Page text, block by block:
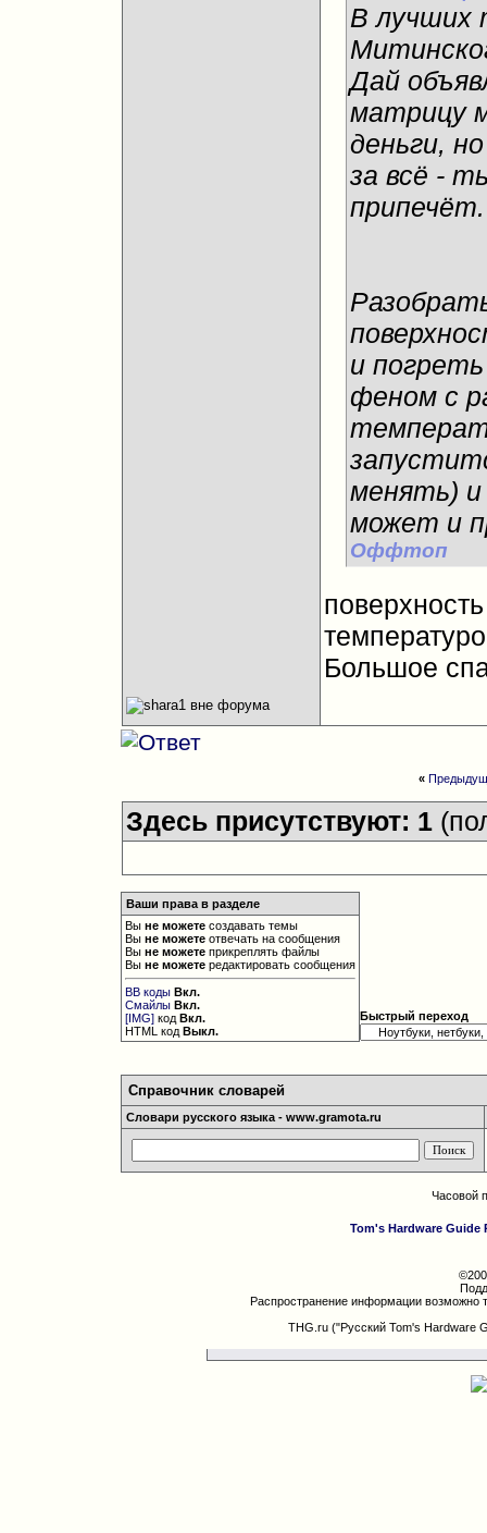
В лучших
Дай
матрицу
деньги,
за всё -
и
феном с
менять)
может и
Оффтоп
Большое
«
Здесь присутствуют: 1
Ваши права в разделе
Выне можете создавать темы
Выне можете отвечать на сообщения
Выне можете прикреплять файлы
Выне можете редактировать сообщения
BB коды Вкл.
Смайлы Вкл.
[IMG] кодВкл.
HTML кодВыкл.
Быстрый переход
Справочник словарей
Словари русского языка - www.gramota.ru
Часовой
Tom's Hardware Guide
Распространение информации возможно
THG.ru ("Русский Tom's Hardware